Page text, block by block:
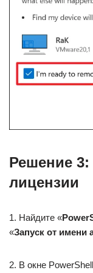
Решение
лицензии
1. Найдите «
«Запуск от имени
2. В окне